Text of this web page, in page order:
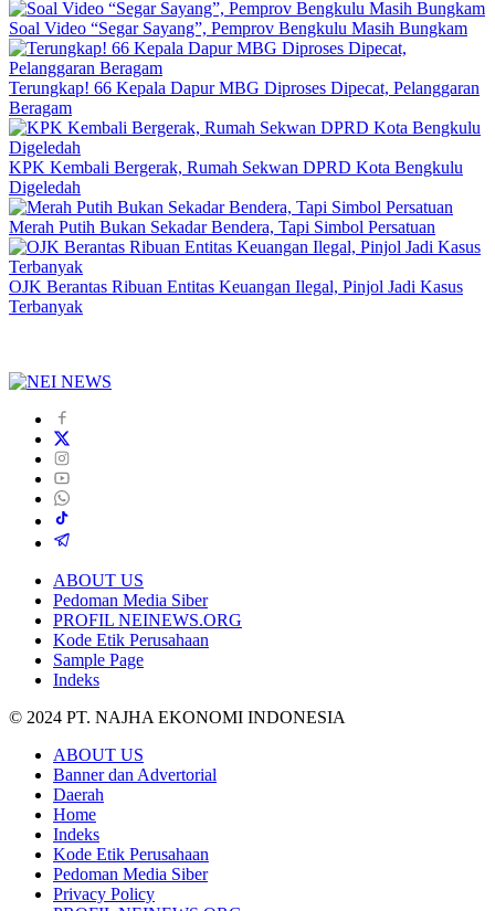
Soal Video “Segar Sayang”, Pemprov Bengkulu Masih Bungkam
Terungkap! 66 Kepala Dapur MBG Diproses Dipecat, Pelanggaran
Beragam
KPK Kembali Bergerak, Rumah Sekwan DPRD Kota Bengkulu
Digeledah
Merah Putih Bukan Sekadar Bendera, Tapi Simbol Persatuan
OJK Berantas Ribuan Entitas Keuangan Ilegal, Pinjol Jadi Kasus
Terbanyak
ABOUT US
Pedoman Media Siber
PROFIL NEINEWS.ORG
Kode Etik Perusahaan
Sample Page
Indeks
© 2024 PT. NAJHA EKONOMI INDONESIA
ABOUT US
Banner dan Advertorial
Daerah
Home
Indeks
Kode Etik Perusahaan
Pedoman Media Siber
Privacy Policy